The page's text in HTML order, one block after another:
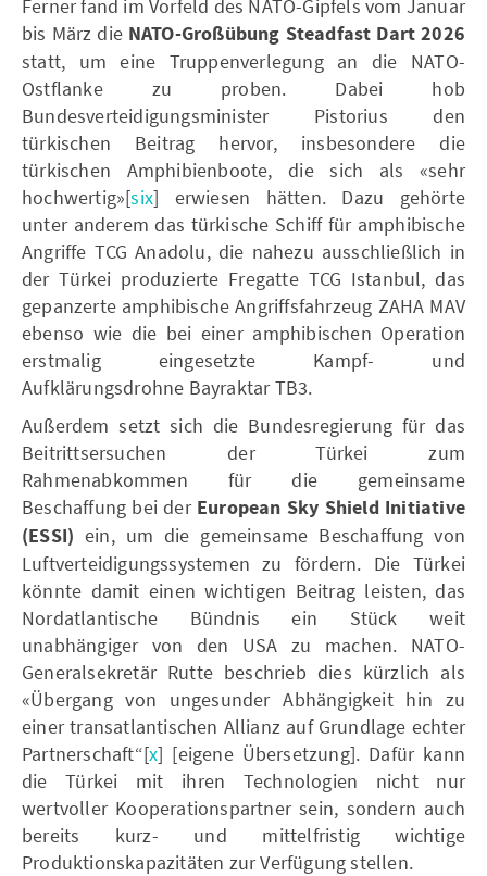
Ferner fand im Vorfeld des NATO-Gipfels vom Januar
bis März die NATO-Großübung Steadfast Dart 2026
statt, um eine Truppenverlegung an die NATO-
Ostflanke zu proben. Dabei hob
Bundesverteidigungsminister Pistorius den
türkischen Beitrag hervor, insbesondere die
türkischen Amphibienboote, die sich als «sehr
hochwertig»[six] erwiesen hätten. Dazu gehörte
unter anderem das türkische Schiff für amphibische
Angriffe TCG Anadolu, die nahezu ausschließlich in
der Türkei produzierte Fregatte TCG Istanbul, das
gepanzerte amphibische Angriffsfahrzeug ZAHA MAV
ebenso wie die bei einer amphibischen Operation
erstmalig eingesetzte Kampf- und
Aufklärungsdrohne Bayraktar TB3.
Außerdem setzt sich die Bundesregierung für das
Beitrittsersuchen der Türkei zum
Rahmenabkommen für die gemeinsame
Beschaffung bei der European Sky Shield Initiative
(ESSI)ein, um die gemeinsame Beschaffung von
Luftverteidigungssystemen zu fördern. Die Türkei
könnte damit einen wichtigen Beitrag leisten, das
Nordatlantische Bündnis ein Stück weit
unabhängiger von den USA zu machen. NATO-
Generalsekretär Rutte beschrieb dies kürzlich als
«Übergang von ungesunder Abhängigkeit hin zu
einer transatlantischen Allianz auf Grundlage echter
Partnerschaft“[x] [eigene Übersetzung]. Dafür kann
die Türkei mit ihren Technologien nicht nur
wertvoller Kooperationspartner sein, sondern auch
bereits kurz- und mittelfristig wichtige
Produktionskapazitäten zur Verfügung stellen.